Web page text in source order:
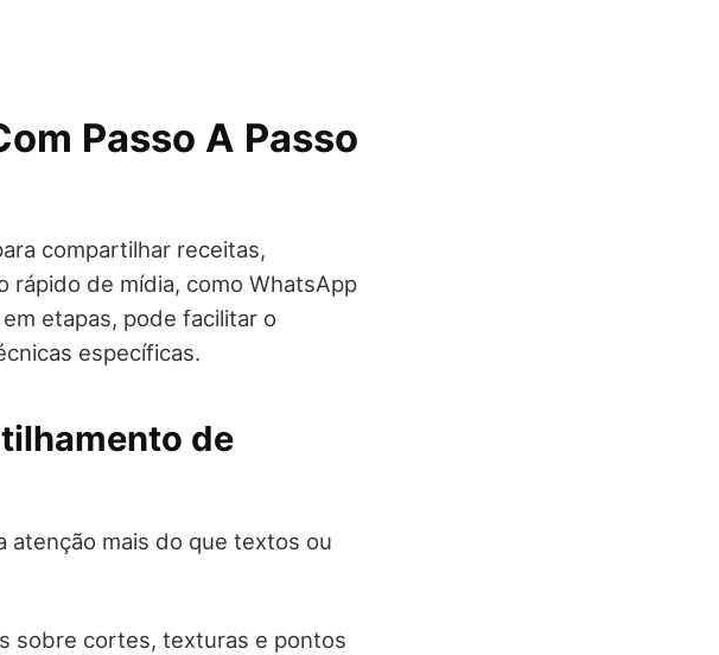
Passo A Passo
compartilhar receitas,
rápido de mídia, como WhatsApp
etapas, pode facilitar o
específicas.
de
atenção mais do que textos ou
sobre cortes, texturas e pontos